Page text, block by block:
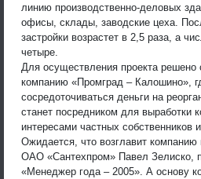
линию производственно-деловых
офисы, склады, заводские цеха.
застройки возрастет в 2,5 раза, а
четыре.
Для осуществления проекта
компанию «Промград – Калошино»,
сосредоточиваться деньги на
станет посредником для выработки
интересами частных собственников
Ожидается, что возглавит компанию
ОАО «Сантехпром» Павел Зелиско,
«Менеджер года – 2005». А основу